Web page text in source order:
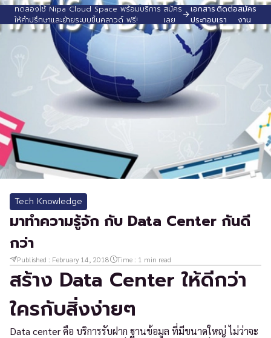
ทดลองใช้ Nipa Cloud Space พร้อมบริการ
ให้คำปรึกษาและย้ายระบบขึ้นคลาวด์ ฟรี!
สมัคร
เลย
เอกสาร
ประกอบ
ติดต่อ
เรา
สมัคร
งาน
Tech Knowledge
มาทำความรู้จัก กับ Data Center กันดี
กว่า
Published : February 14, 2018 Time : 1 min read
สร้าง Data Center ให้ดีกว่า
ใครกับสิ่งง่ายๆ
Data center คือ บริการรับฝาก ฐานข้อมูล ที่มีขนาดใหญ่ ไม่ว่าจะ